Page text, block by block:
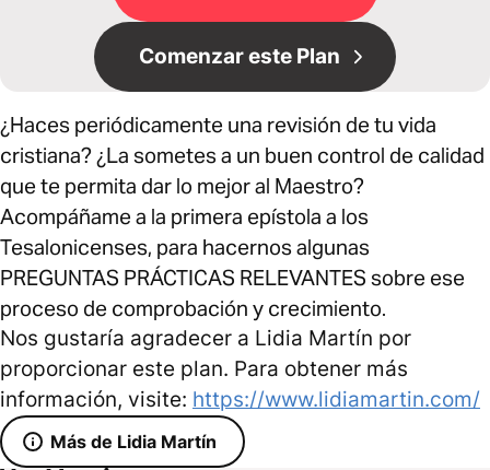
Comenzar este Plan
¿Haces periódicamente una revisión de tu vida
cristiana? ¿La sometes a un buen control de calidad
que te permita dar lo mejor al Maestro?
Acompáñame a la primera epístola a los
Tesalonicenses, para hacernos algunas
PREGUNTAS PRÁCTICAS RELEVANTES sobre ese
proceso de comprobación y crecimiento.
Nos gustaría agradecer a Lidia Martín por
proporcionar este plan. Para obtener más
información, visite: https://www.lidiamartin.com/
Más de Lidia Martín